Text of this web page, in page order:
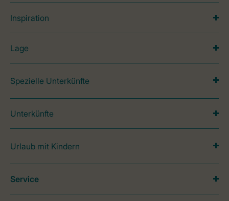
Inspiration
Lage
Spezielle Unterkünfte
Unterkünfte
Urlaub mit Kindern
Service